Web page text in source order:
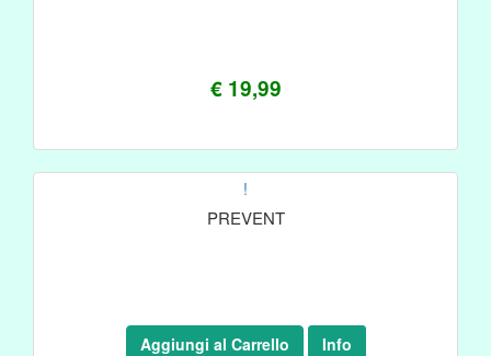
€ 19,99
!
PREVENT
Aggiungi al Carrello Info